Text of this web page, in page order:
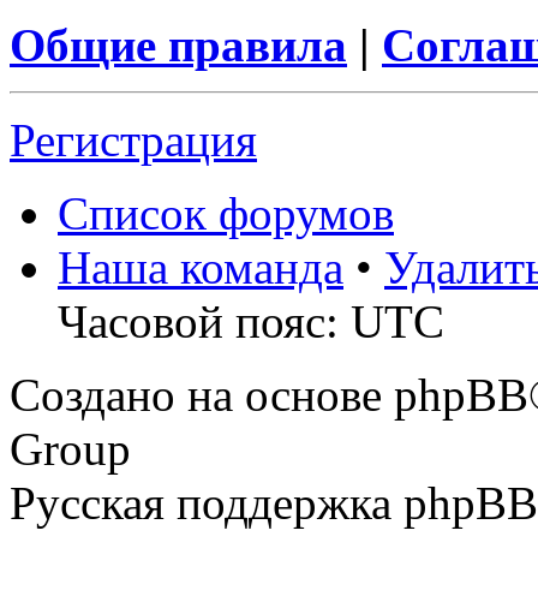
Общие правила |
Регистрация
Список форумов
Наша команда •
Часовой пояс: UTC
Создано на основе
Group
Русская поддержка phpBB